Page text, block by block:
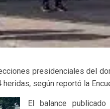
presidenciales del
según reportó la
El balance